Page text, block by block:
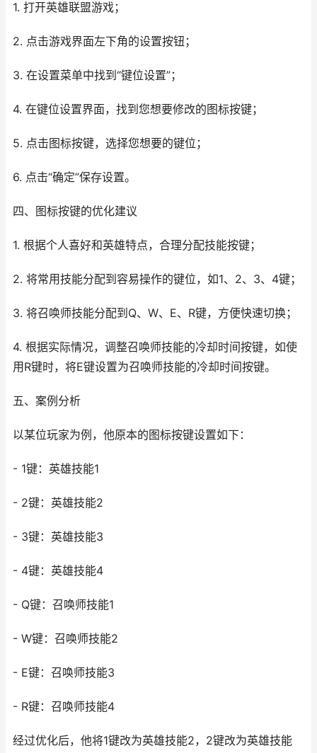
1. 打开英雄联盟游戏；
2. 点击游戏界面左下角的设置按钮；
3. 在设置菜单中找到“键位设置”；
4. 在键位设置界面，找到您想要修改的图标按键；
5. 点击图标按键，选择您想要的键位；
6. 点击“确定”保存设置。
四、图标按键的优化建议
1. 根据个人喜好和英雄特点，合理分配技能按键；
2. 将常用技能分配到容易操作的键位，如1、2、3、4键；
3. 将召唤师技能分配到Q、W、E、R键，方便快速切换；
4. 根据实际情况，调整召唤师技能的冷却时间按键，如使
用R键时，将E键设置为召唤师技能的冷却时间按键。
五、案例分析
以某位玩家为例，他原本的图标按键设置如下：
- 1键：英雄技能1
- 2键：英雄技能2
- 3键：英雄技能3
- 4键：英雄技能4
- Q键：召唤师技能1
- W键：召唤师技能2
- E键：召唤师技能3
- R键：召唤师技能4
经过优化后，他将1键改为英雄技能2，2键改为英雄技能